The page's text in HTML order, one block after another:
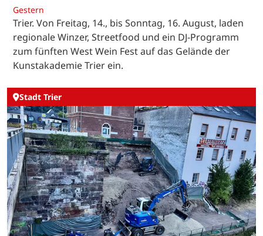
Gestern
Trier. Von Freitag, 14., bis Sonntag, 16. August, laden
regionale Winzer, Streetfood und ein DJ-Programm
zum fünften West Wein Fest auf das Gelände der
Kunstakademie Trier ein.
Stadt Trier